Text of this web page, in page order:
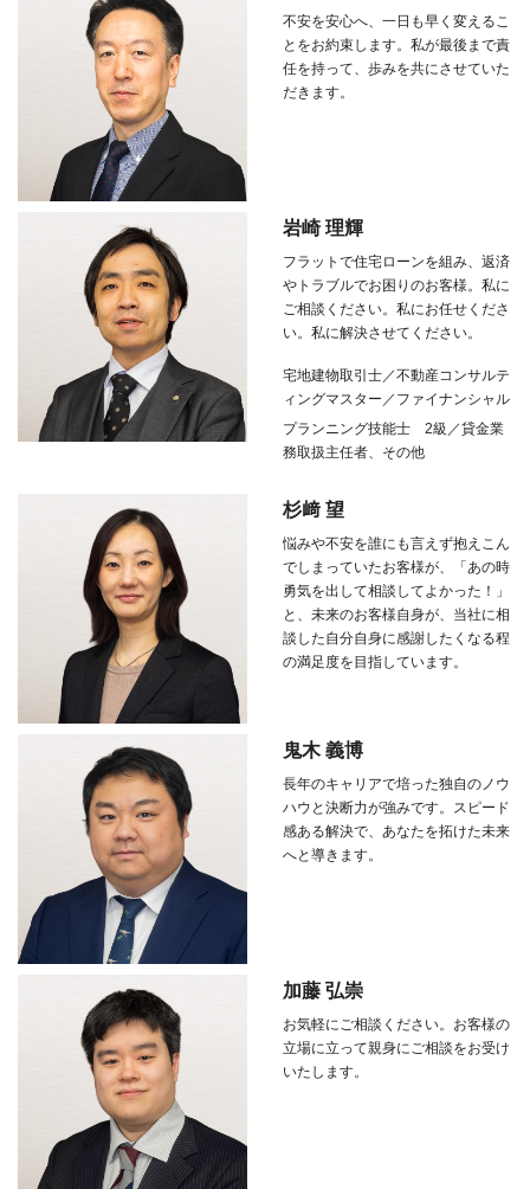
不安を安心へ、一日も早く変えるこ
とをお約束します。私が最後まで責
任を持って、歩みを共にさせていた
だきます。
岩崎 理輝
フラットで住宅ローンを組み、返済
やトラブルでお困りのお客様。私に
ご相談ください。私にお任せくださ
い。私に解決させてください。
宅地建物取引士／不動産コンサルテ
ィングマスター／ファイナンシャル
プランニング技能士 2級／貸金業
務取扱主任者、その他
杉﨑 望
悩みや不安を誰にも言えず抱えこん
でしまっていたお客様が、「あの時
勇気を出して相談してよかった！」
と、未来のお客様自身が、当社に相
談した自分自身に感謝したくなる程
の満足度を目指しています。
鬼木 義博
長年のキャリアで培った独自のノウ
ハウと決断力が強みです。スピード
感ある解決で、あなたを拓けた未来
へと導きます。
加藤 弘崇
お気軽にご相談ください。お客様の
立場に立って親身にご相談をお受け
いたします。